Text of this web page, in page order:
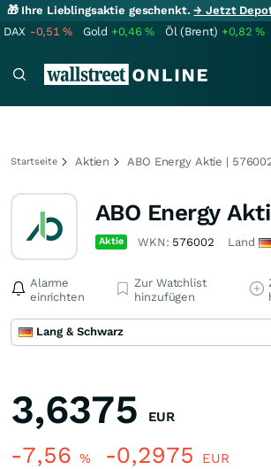
🎁 Ihre Lieblingsaktie geschenkt.→ Jetzt
DAX -0,51% Gold +0,46% Öl (Brent) +0,82%
Startseite Aktien ABO Energy Aktie |
ABO Energy
Aktie WKN: 576002 Land
Alarme
einrichten
Zur Watchlist
hinzufügen
Lang & Schwarz
3,6375 EUR
-7,56 % -0,2975 EUR